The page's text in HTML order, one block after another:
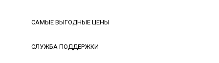
САМЫЕ ВЫГОДНЫЕ ЦЕНЫ
СЛУЖБА ПОДДЕРЖКИ